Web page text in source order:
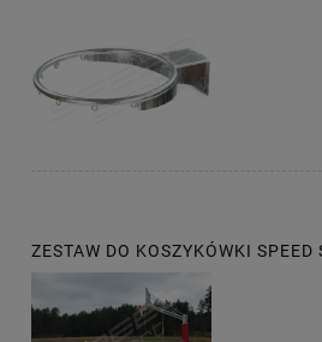
ZESTAW DO KOSZYKÓWKI SPEED